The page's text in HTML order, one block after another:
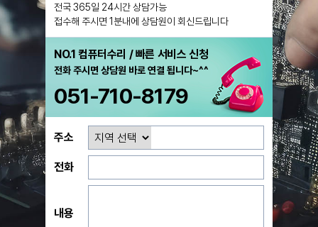
전국 365일 24시간 상담가능
접수해 주시면 1분내에 상담원이 회신드립니다
NO.1 컴퓨터수리 / 빠른 서비스 신청
전화 주시면 상담원 바로 연결 됩니다~^^
051-710-8179
주소
전화
내용